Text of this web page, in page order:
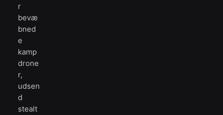
r
bevæ
bned
e
kamp
drone
r,
udsen
d
stealt